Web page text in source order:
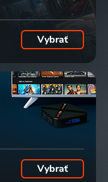
Vybrať
Vybrať